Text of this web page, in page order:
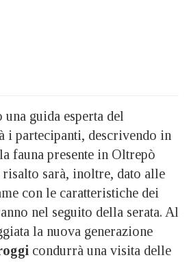
guida esperta del
partecipanti, descrivendo in
fauna presente in Oltrepò
risalto sarà, inoltre, dato alle
con le caratteristiche dei
nel seguito della serata. Al
la nuova generazione
condurrà una visita delle